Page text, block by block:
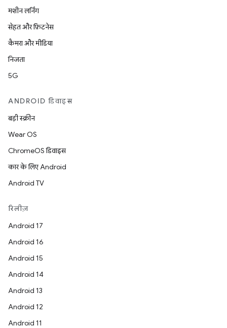
मशीन लर्निंग
सेहत और फ़िटनेस
कैमरा और मीडिया
निजता
5G
ANDROID डिवाइस
बड़ी स्क्रीन
Wear OS
ChromeOS डिवाइस
कार के लिए Android
Android TV
रिलीज़
Android 17
Android 16
Android 15
Android 14
Android 13
Android 12
Android 11